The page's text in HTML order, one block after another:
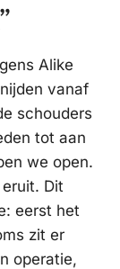
Alike
vanaf
schouders
tot aan
we open.
Dit
eerst het
zit er
operatie,